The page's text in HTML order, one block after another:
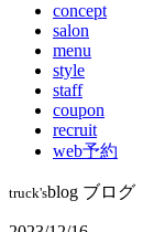
concept
salon
menu
style
staff
coupon
recruit
web予約
truck'sblog ブログ